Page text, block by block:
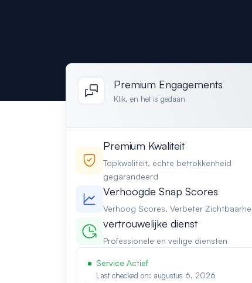
Premium Engagements
Klik, en het is gedaan
Premium Kwaliteit
Topkwaliteit, echte betrokkenheid
gegarandeerd
Verhoogde Snap Scores
Verhoog Scores, Verbeter
vertrouwelijke dienst
Professionele en veilige diensten
Service Actief
Last checked on: augustus 6, 2026